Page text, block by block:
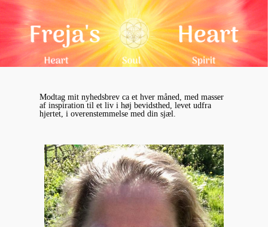
Modtag mit nyhedsbrev ca et hver måned, med masser
af inspiration til et liv i høj bevidsthed, levet udfra
hjertet, i overenstemmelse med din sjæl.